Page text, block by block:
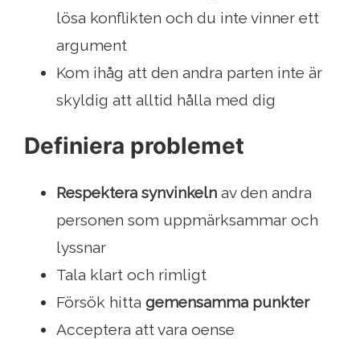
lösa konflikten och du inte vinner ett
argument
Kom ihåg att den andra parten inte är
skyldig att alltid hålla med dig
Definiera problemet
Respektera synvinkeln av den andra
personen som uppmärksammar och
lyssnar
Tala klart och rimligt
Försök hitta gemensamma punkter
Acceptera att vara oense